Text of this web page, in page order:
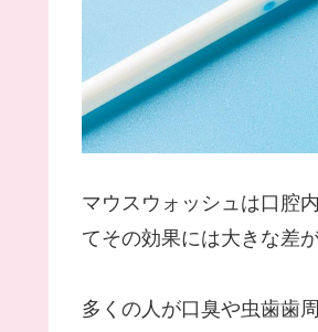
マウスウォッシュは口腔
てその効果には大きな差
多くの人が口臭や虫歯歯